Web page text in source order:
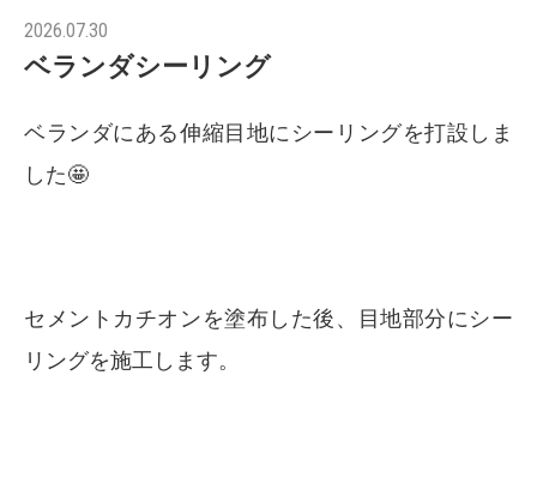
2026.07.30
ベランダシーリング
ベランダにある伸縮目地にシーリングを打設しま
した🤩
セメントカチオンを塗布した後、目地部分にシー
リングを施工します。